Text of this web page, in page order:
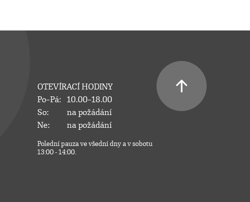
OTEVÍRACÍ HODINY
Po–Pá:
10.00–18.00
So:
na požádání
Ne:
na požádání
Polední pauza ve všední dny a v sobotu
13:00 - 14:00.